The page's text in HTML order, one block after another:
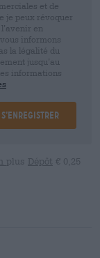
et de
je peux révoquer
en
informons
la légalité du
jusqu’au
informations
S’enregistrer
plus Dépôt € 0,25